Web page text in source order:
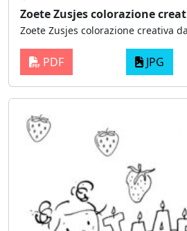
Zoete Zusjes colorazione
Zoete Zusjes colorazione creativa
PDF JPG